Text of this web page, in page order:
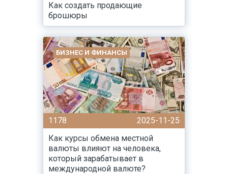
Как создать продающие
брошюры
БИЗНЕС И ФИНАНСЫ
1178
2025-11-25
Как курсы обмена местной
валюты влияют на человека,
который зарабатывает в
международной валюте?